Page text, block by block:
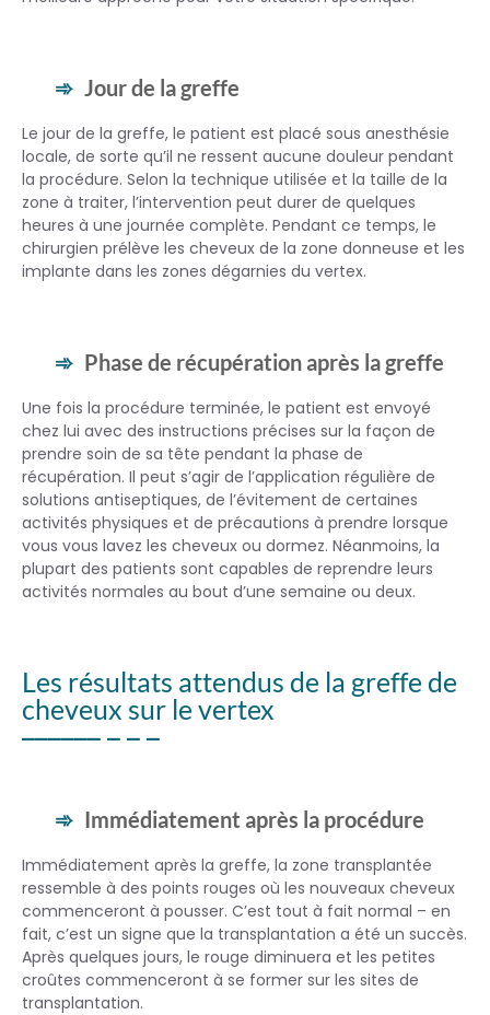
Jour de la greffe
Le jour de la greffe, le patient est placé sous anesthésie
locale, de sorte qu’il ne ressent aucune douleur pendant
la procédure. Selon la technique utilisée et la taille de la
zone à traiter, l’intervention peut durer de quelques
heures à une journée complète. Pendant ce temps, le
chirurgien prélève les cheveux de la zone donneuse et les
implante dans les zones dégarnies du vertex.
Phase de récupération après la greffe
Une fois la procédure terminée, le patient est envoyé
chez lui avec des instructions précises sur la façon de
prendre soin de sa tête pendant la phase de
récupération. Il peut s’agir de l’application régulière de
solutions antiseptiques, de l’évitement de certaines
activités physiques et de précautions à prendre lorsque
vous vous lavez les cheveux ou dormez. Néanmoins, la
plupart des patients sont capables de reprendre leurs
activités normales au bout d’une semaine ou deux.
Les résultats attendus de la greffe de
cheveux sur le vertex
Immédiatement après la procédure
Immédiatement après la greffe, la zone transplantée
ressemble à des points rouges où les nouveaux cheveux
commenceront à pousser. C’est tout à fait normal – en
fait, c’est un signe que la transplantation a été un succès.
Après quelques jours, le rouge diminuera et les petites
croûtes commenceront à se former sur les sites de
transplantation.